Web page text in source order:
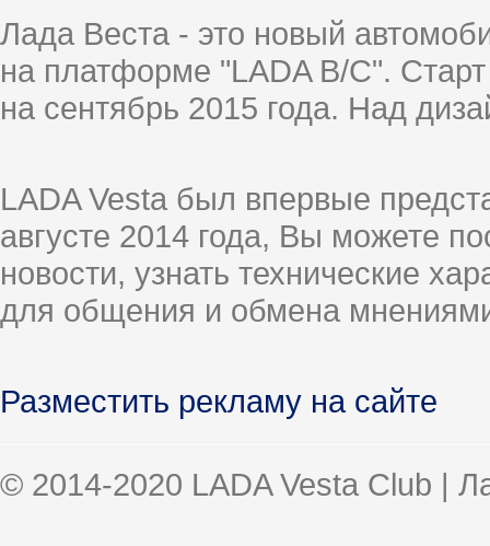
Лада Веста - это новый
на платформе "LADA B/C".
на сентябрь 2015 года. Над
LADA Vesta был впервые
августе 2014 года, Вы можете
новости, узнать технические
для общения и обмена
Разместить рекламу на сайте
© 2014-2020 LADA Vesta Club |